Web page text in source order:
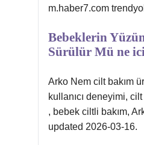
m.haber7.com
Bebeklerin
Sürülür Mü ne
Arko Nem cilt bakım
kullanıcı deneyimi,
, bebek ciltli bakım,
updated 2026-03-16.